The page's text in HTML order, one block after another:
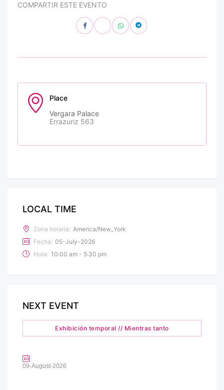
COMPARTIR ESTE EVENTO
Place
Vergara Palace
Errazuriz 563
LOCAL TIME
Zona horaria: America/New_York
Fecha: 05-July-2026
Hora: 10:00 am - 5:30 pm
NEXT EVENT
Exhibición temporal // Mientras tanto
09-August-2026